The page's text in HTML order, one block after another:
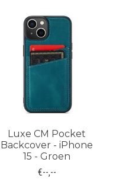
Luxe CM Pocket
Backcover - iPhone
15 - Groen
€--,--